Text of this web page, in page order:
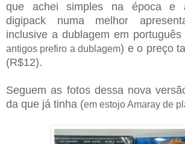
que achei simples na época e
digipack numa melhor
inclusive a dublagem em português
antigos prefiro a dublagem) e o preço
(R$12).
Seguem as fotos dessa nova
da que já tinha (em estojo Amaray de